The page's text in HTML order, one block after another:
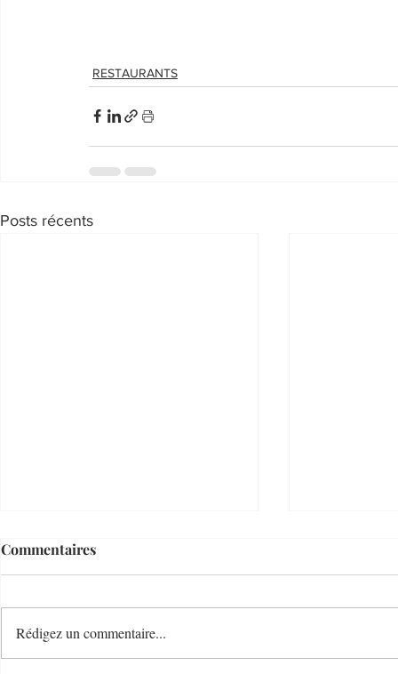
RESTAURANTS
Posts récents
Commentaires
Rédigez un commentaire...